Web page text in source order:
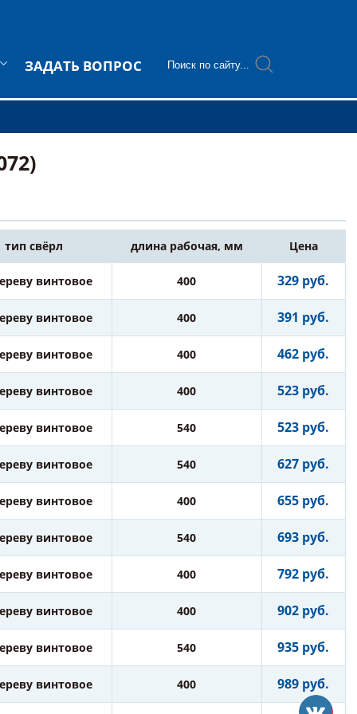
ЗАДАТЬ ВОПРОС
тип свёрл длина рабочая, мм Цена
винтовое 400 329 руб.
винтовое 400 391 руб.
винтовое 400 462 руб.
винтовое 400 523 руб.
винтовое 540 523 руб.
винтовое 540 627 руб.
винтовое 400 655 руб.
винтовое 540 693 руб.
винтовое 400 792 руб.
винтовое 400 902 руб.
винтовое 540 935 руб.
винтовое 400 989 руб.